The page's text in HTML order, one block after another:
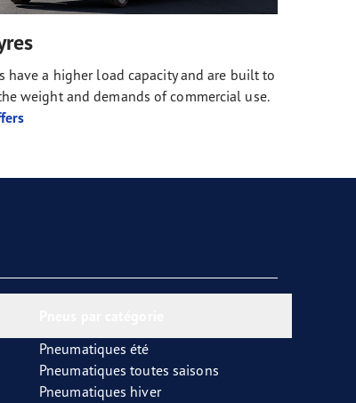
have a higher load capacity and are built to
weight and demands of commercial use.
Pneumatiques été
Pneumatiques toutes saisons
Pneumatiques hiver